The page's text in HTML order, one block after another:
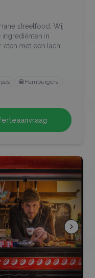
streetfood. Wij
in
met een lach.
🍔Hamburgers